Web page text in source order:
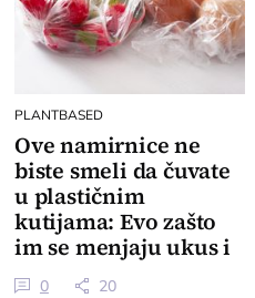
PLANTBASED
Ove namirnice ne
biste smeli da čuvate
u plastičnim
kutijama: Evo zašto
im se menjaju ukus i
miris
0 20